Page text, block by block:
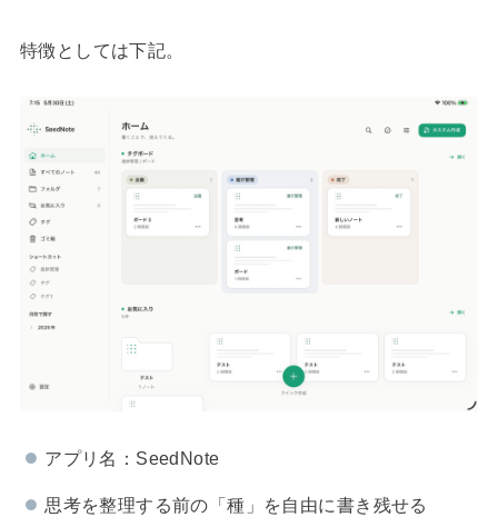
特徴としては下記。
アプリ名：SeedNote
思考を整理する前の「種」を自由に書き残せる